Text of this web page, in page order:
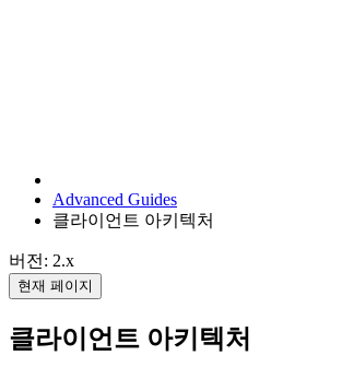
Advanced Guides
클라이언트 아키텍처
버전: 2.x
현재 페이지
클라이언트 아키텍처